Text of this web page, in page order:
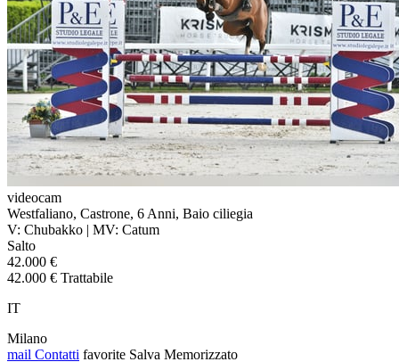
videocam
Westfaliano, Castrone, 6 Anni, Baio ciliegia
V: Chubakko | MV: Catum
Salto
42.000 €
42.000 € Trattabile
IT
Milano
mail Contatti favorite Salva Memorizzato